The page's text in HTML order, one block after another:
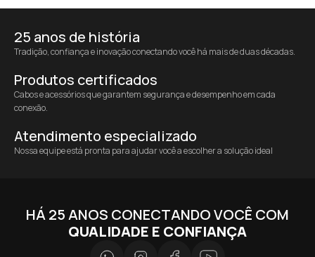
25 anos de história
Tradição, confiança e inovação conectando você há mais de duas décadas.
Produtos certificados
Cabos e acessórios que garantem segurança e desempenho em cada
conexão.
Atendimento especializado
Nossa equipe está pronta para ajudar você a escolher a solução ideal
HÁ 25 ANOS CONECTANDO VOCÊ COM
QUALIDADE E CONFIANÇA